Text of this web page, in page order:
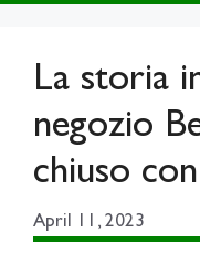
La storia
negozio
chiuso
April 11, 2023